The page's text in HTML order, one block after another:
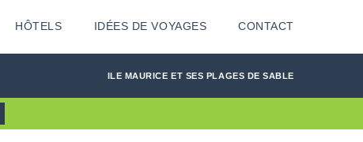
HÔTELS IDÉES DE VOYAGES CONTACT
ILE MAURICE ET SES PLAGES DE SABLE